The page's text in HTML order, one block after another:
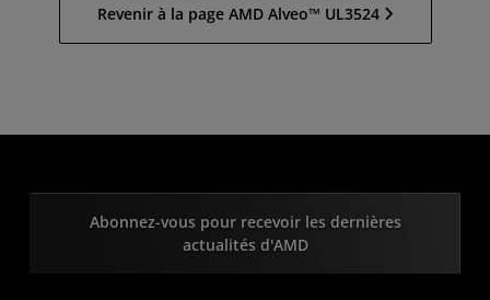
Revenir à la page AMD Alveo™ UL3524
Abonnez-vous pour recevoir les dernières
actualités d'AMD